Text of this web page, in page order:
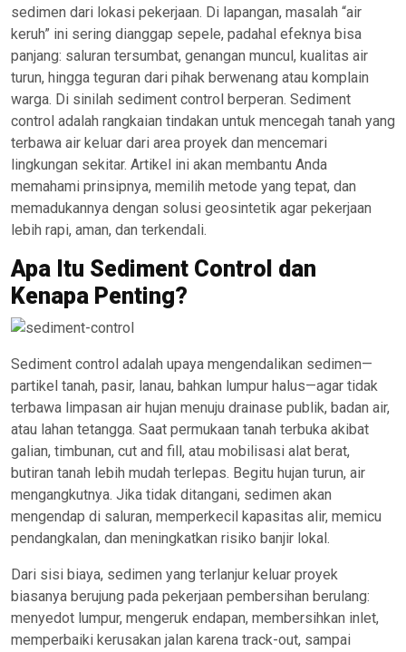
sedimen dari lokasi pekerjaan. Di lapangan, masalah “air
keruh” ini sering dianggap sepele, padahal efeknya bisa
panjang: saluran tersumbat, genangan muncul, kualitas air
turun, hingga teguran dari pihak berwenang atau komplain
warga. Di sinilah sediment control berperan. Sediment
control adalah rangkaian tindakan untuk mencegah tanah yang
terbawa air keluar dari area proyek dan mencemari
lingkungan sekitar. Artikel ini akan membantu Anda
memahami prinsipnya, memilih metode yang tepat, dan
memadukannya dengan solusi geosintetik agar pekerjaan
lebih rapi, aman, dan terkendali.
Apa Itu Sediment Control dan
Kenapa Penting?
Sediment control adalah upaya mengendalikan sedimen—
partikel tanah, pasir, lanau, bahkan lumpur halus—agar tidak
terbawa limpasan air hujan menuju drainase publik, badan air,
atau lahan tetangga. Saat permukaan tanah terbuka akibat
galian, timbunan, cut and fill, atau mobilisasi alat berat,
butiran tanah lebih mudah terlepas. Begitu hujan turun, air
mengangkutnya. Jika tidak ditangani, sedimen akan
mengendap di saluran, memperkecil kapasitas alir, memicu
pendangkalan, dan meningkatkan risiko banjir lokal.
Dari sisi biaya, sedimen yang terlanjur keluar proyek
biasanya berujung pada pekerjaan pembersihan berulang:
menyedot lumpur, mengeruk endapan, membersihkan inlet,
memperbaiki kerusakan jalan karena track-out, sampai